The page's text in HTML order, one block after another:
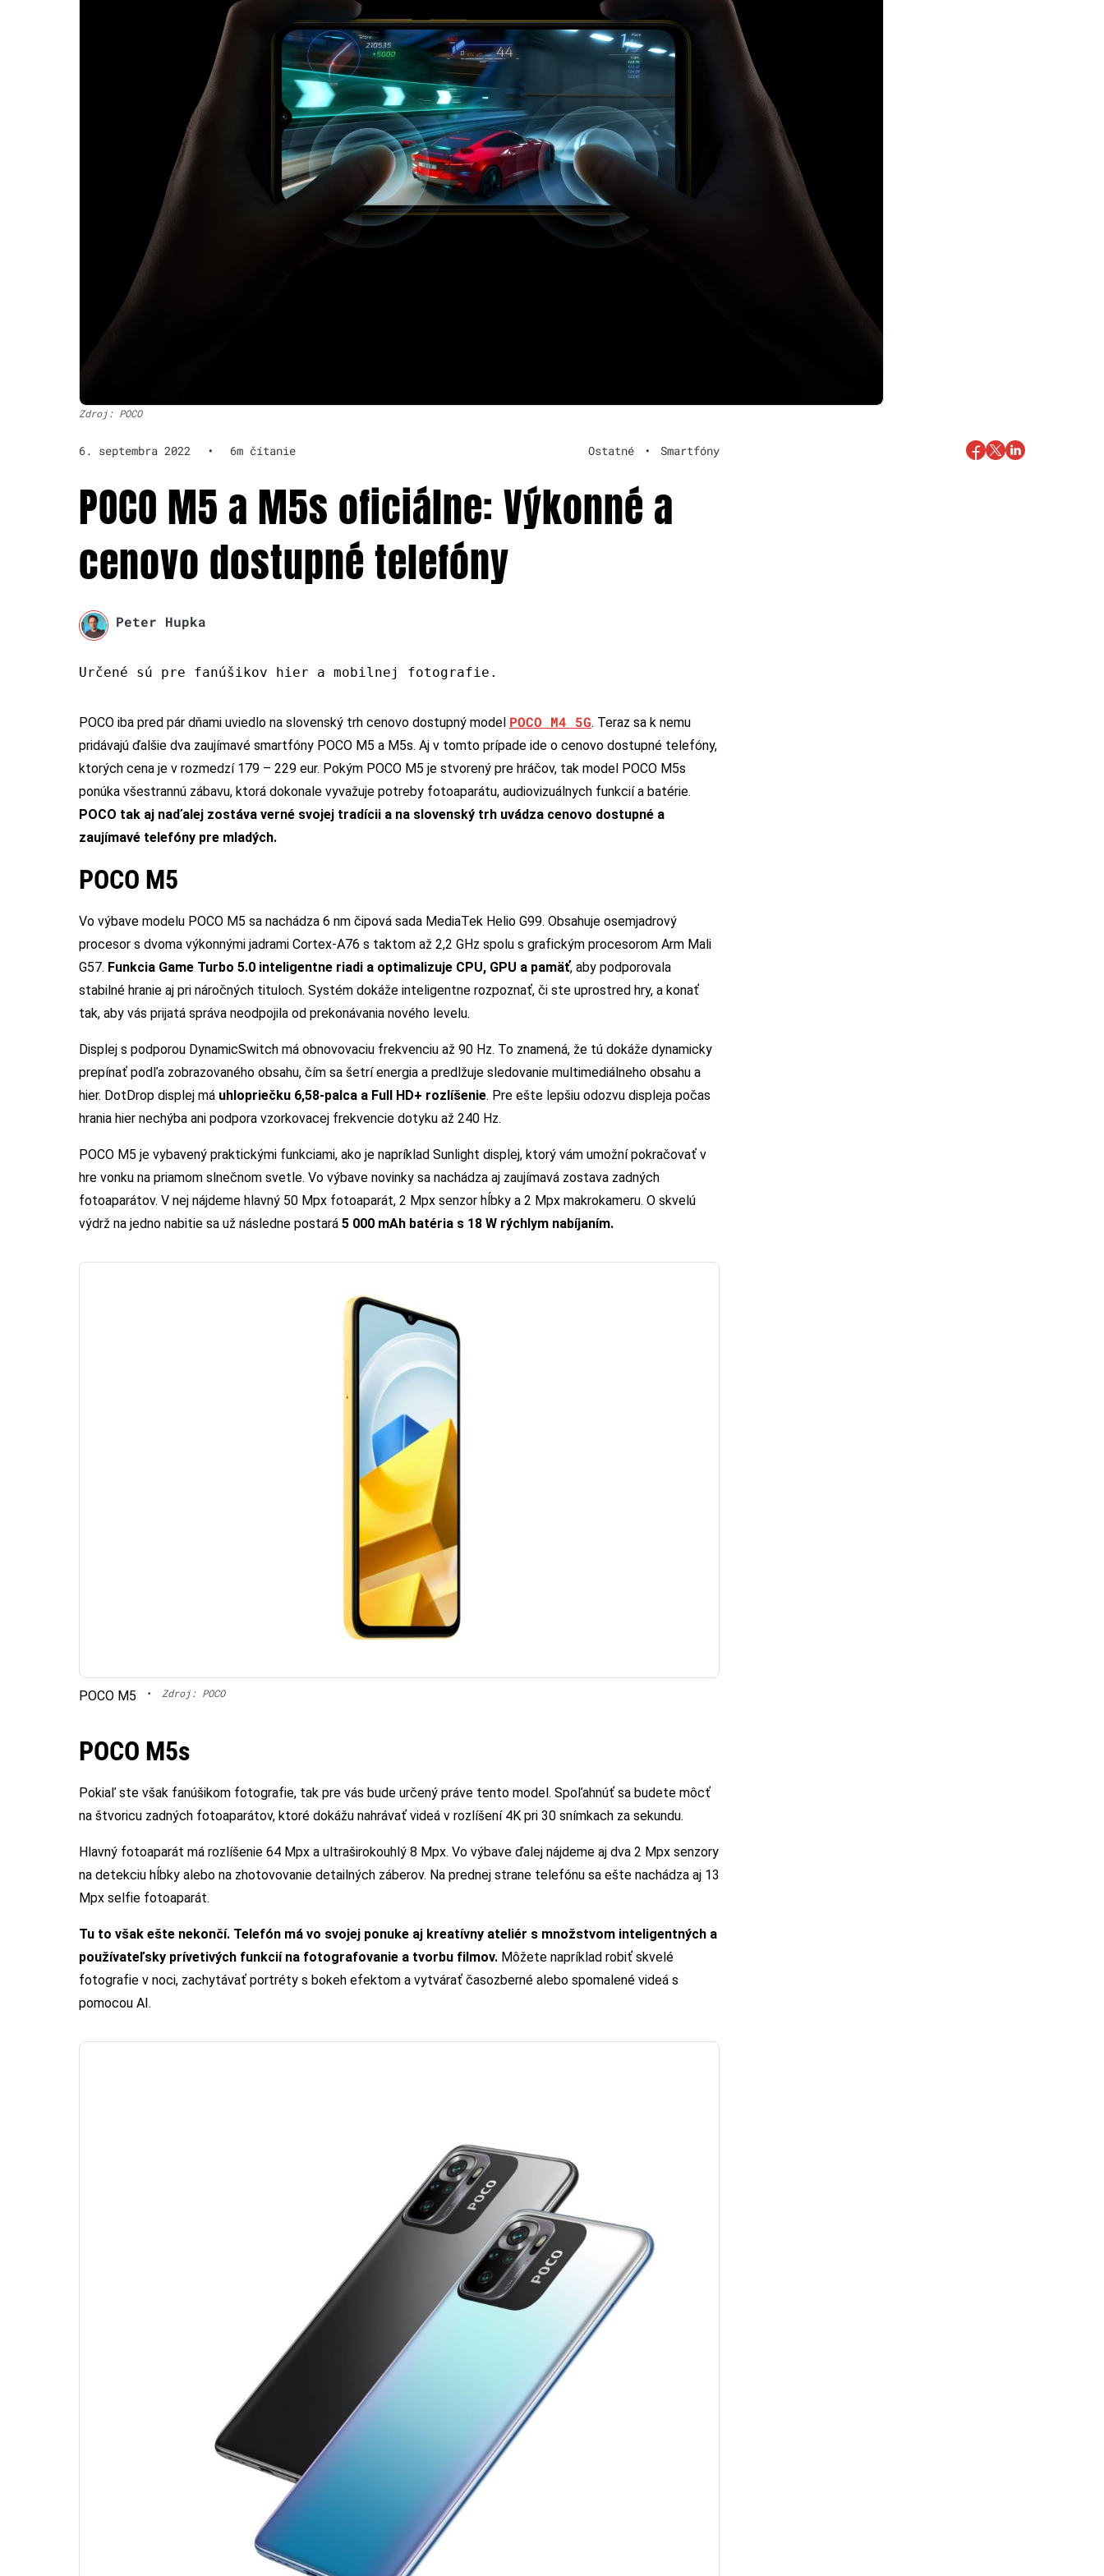
Zdroj: POCO
6. septembra 2022 • 6m čítanie Ostatné • Smartfóny
POCO M5 a M5s oficiálne: Výkonné a
cenovo dostupné telefóny
Peter Hupka
Určené sú pre fanúšikov hier a mobilnej fotografie.
POCO iba pred pár dňami uviedlo na slovenský trh cenovo dostupný model POCO M4 5G. Teraz sa k nemu
pridávajú ďalšie dva zaujímavé smartfóny POCO M5 a M5s. Aj v tomto prípade ide o cenovo dostupné telefóny,
ktorých cena je v rozmedzí 179 – 229 eur. Pokým POCO M5 je stvorený pre hráčov, tak model POCO M5s
ponúka všestrannú zábavu, ktorá dokonale vyvažuje potreby fotoaparátu, audiovizuálnych funkcií a batérie.
POCO tak aj naďalej zostáva verné svojej tradícii a na slovenský trh uvádza cenovo dostupné a
zaujímavé telefóny pre mladých.
POCO M5
Vo výbave modelu POCO M5 sa nachádza 6 nm čipová sada MediaTek Helio G99. Obsahuje osemjadrový
procesor s dvoma výkonnými jadrami Cortex-A76 s taktom až 2,2 GHz spolu s grafickým procesorom Arm Mali
G57. Funkcia Game Turbo 5.0 inteligentne riadi a optimalizuje CPU, GPU a pamäť, aby podporovala
stabilné hranie aj pri náročných tituloch. Systém dokáže inteligentne rozpoznať, či ste uprostred hry, a konať
tak, aby vás prijatá správa neodpojila od prekonávania nového levelu.
Displej s podporou DynamicSwitch má obnovovaciu frekvenciu až 90 Hz. To znamená, že tú dokáže dynamicky
prepínať podľa zobrazovaného obsahu, čím sa šetrí energia a predlžuje sledovanie multimediálneho obsahu a
hier. DotDrop displej má uhlopriečku 6,58-palca a Full HD+ rozlíšenie. Pre ešte lepšiu odozvu displeja počas
hrania hier nechýba ani podpora vzorkovacej frekvencie dotyku až 240 Hz.
POCO M5 je vybavený praktickými funkciami, ako je napríklad Sunlight displej, ktorý vám umožní pokračovať v
hre vonku na priamom slnečnom svetle. Vo výbave novinky sa nachádza aj zaujímavá zostava zadných
fotoaparátov. V nej nájdeme hlavný 50 Mpx fotoaparát, 2 Mpx senzor hĺbky a 2 Mpx makrokameru. O skvelú
výdrž na jedno nabitie sa už následne postará 5 000 mAh batéria s 18 W rýchlym nabíjaním.
POCO M5 • Zdroj: POCO
POCO M5s
Pokiaľ ste však fanúšikom fotografie, tak pre vás bude určený práve tento model. Spoľahnúť sa budete môcť
na štvoricu zadných fotoaparátov, ktoré dokážu nahrávať videá v rozlíšení 4K pri 30 snímkach za sekundu.
Hlavný fotoaparát má rozlíšenie 64 Mpx a ultraširokouhlý 8 Mpx. Vo výbave ďalej nájdeme aj dva 2 Mpx senzory
na detekciu hĺbky alebo na zhotovovanie detailných záberov. Na prednej strane telefónu sa ešte nachádza aj 13
Mpx selfie fotoaparát.
Tu to však ešte nekončí. Telefón má vo svojej ponuke aj kreatívny ateliér s množstvom inteligentných a
používateľsky prívetivých funkcií na fotografovanie a tvorbu filmov. Môžete napríklad robiť skvelé
fotografie v noci, zachytávať portréty s bokeh efektom a vytvárať časozberné alebo spomalené videá s
pomocou AI.